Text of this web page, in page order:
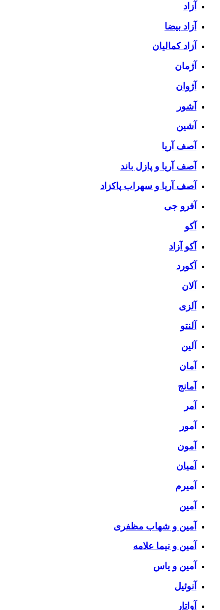
آزاد
آزاد بیضا
آزاد کمالیان
آژمان
آژوان
آشور
آشین
آصف آریا
آصف آریا و پازل باند
آصف آریا و سهراب پاکزاد
آفرو جی
آکو
آکو آزاد
آکورد
آلان
آلزی
آلنتو
آلین
آمان
آمانج
آمر
آمور
آمون
آمیان
آمیرم
آمین
آمین و شهاب مظفری
آمین و نیما علامه
آمین و یاس
آنوئیل
آواتار